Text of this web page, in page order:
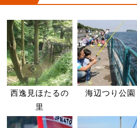
西逸見ほたるの
里
海辺つり公園